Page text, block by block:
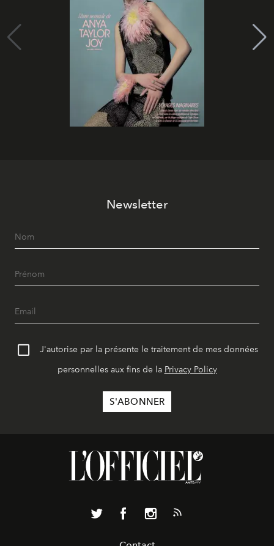
Newsletter
J'autorise par la présente le traitement de mes données
personnelles aux fins de la Privacy Policy